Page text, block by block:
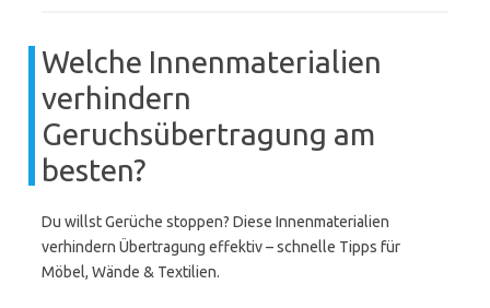
Welche Innenmaterialien
verhindern
Geruchsübertragung am
besten?
Du willst Gerüche stoppen? Diese Innenmaterialien
verhindern Übertragung effektiv – schnelle Tipps für
Möbel, Wände & Textilien.